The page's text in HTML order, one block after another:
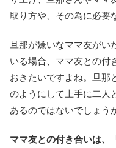
取り方や、その為に必要
旦那が嫌いなママ友がい
いる場合、ママ友との付
おきたいですよね。旦那
のようにして上手に二人
あるのではないでしょう
ママ友との付き合いは、